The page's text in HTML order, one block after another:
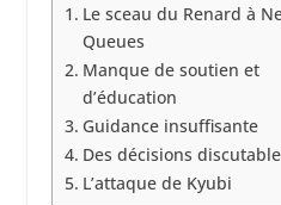
Le sceau du Renard à
Queues
Manque de soutien et
d’éducation
Guidance insuffisante
Des décisions
L’attaque de Kyubi